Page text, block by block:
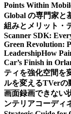
Points Within
Global の専門家と
組みとメリット・
Scanner SDK:
Green Revolution:
LeadershipHow
Car’s Finish in
ティを強化空間を
ルを変えるTVerの
画面録画できない
ンテリアコーディ